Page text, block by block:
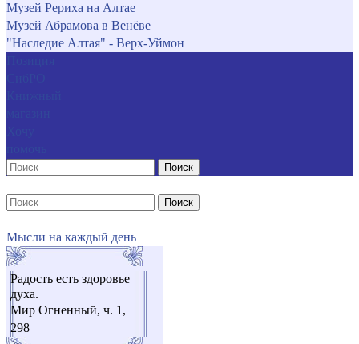
Музей Рериха на Алтае
Музей Абрамова в Венёве
"Наследие Алтая" - Верх-Уймон
Поиск
Поиск
Мысли на каждый день
Радость есть здоровье
духа.
Мир Огненный, ч. 1,
298